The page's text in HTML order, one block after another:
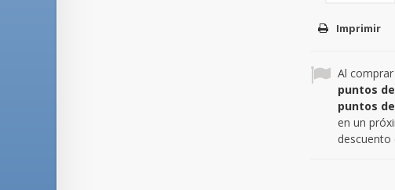
Imprimir
Al
puntos
puntos
en un
descuento